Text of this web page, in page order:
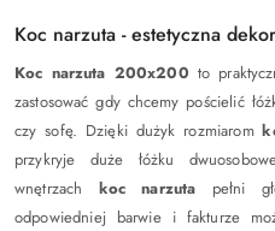
Koc narzuta - estetyczna
Koc narzuta 200x200 to
zastosować gdy chcemy pościelić
czy sofę. Dzięki dużyk rozmiarom
przykryje duże łóżku
wnętrzach koc narzuta pełni
odpowiedniej barwie i fakturze